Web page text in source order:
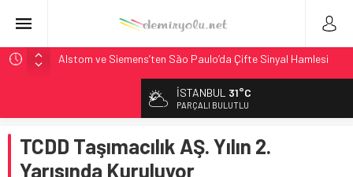
Alstom ve Siemens’ten São Paulo’da Çifte Sinyal Hamlesi
Siemens ve Stadler’dan Berlin S-Bahn’a 350 Trenlik Dev
Japonya Maglev Onayı: Bütçe 11 Trilyon Yen, Hedef 2036
Toronto Metrosu’nda Kapasite %40 Artıyor: Hitachi Rail
İmzaladı
İSTANBUL 31°C
PARÇALI BULUTLU
TCDD Taşımacılık AŞ. Yılın 2.
Yarısında Kuruluyor